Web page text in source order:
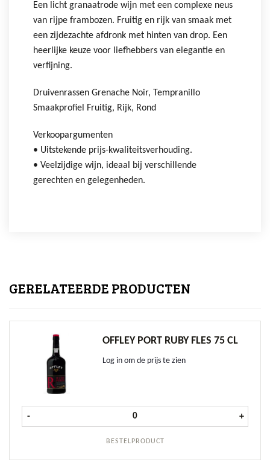
Een licht granaatrode wijn met een complexe neus
van rijpe frambozen. Fruitig en rijk van smaak met
een zijdezachte afdronk met hinten van drop. Een
heerlijke keuze voor liefhebbers van elegantie en
verfijning.
Druivenrassen Grenache Noir, Tempranillo
Smaakprofiel Fruitig, Rijk, Rond
Verkoopargumenten
• Uitstekende prijs-kwaliteitsverhouding.
• Veelzijdige wijn, ideaal bij verschillende
gerechten en gelegenheden.
GERELATEERDE PRODUCTEN
OFFLEY PORT RUBY FLES 75 CL
Log in om de prijs te zien
BESTELPRODUCT
- Offley Port Ruby fles 75 cl aantal
+